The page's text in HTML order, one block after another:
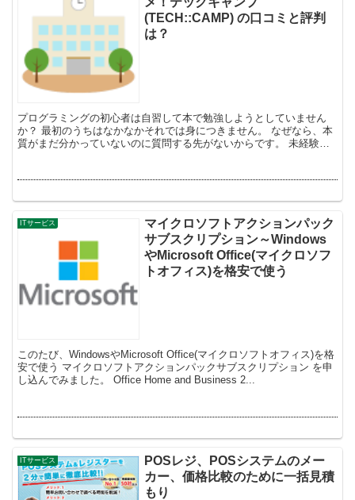
(TECH::CAMP) の口コミと評判
は？
プログラミングの初心者は自習して本で勉強しようとしていません
か？ 最初のうちはなかなかそれでは身につきません。 なぜなら、本
質がまだ分かっていないのに質問する先がないからです。 未経験者
ITサービス
マイクロソフトアクションパック
サブスクリプション～Windows
やMicrosoft Office(マイクロソフ
トオフィス)を格安で使う
このたび、WindowsやMicrosoft Office(マイクロソフトオフィス)を格
安で使う マイクロソフトアクションパックサブスクリプション を申
し込んでみました。 Office Home and Business 2...
ITサービス
POSレジ、POSシステムのメー
カー、価格比較のために一括見積
もり